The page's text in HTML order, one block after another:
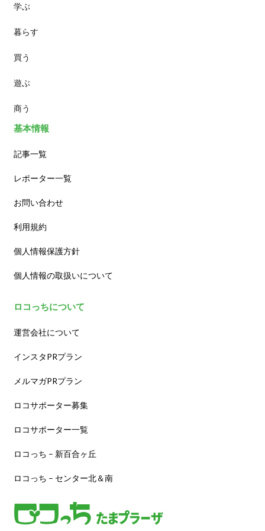
パン
スイーツ
ランチ
カフェ
学ぶ
暮らす
買う
遊ぶ
商う
基本情報
記事一覧
レポーター一覧
お問い合わせ
利用規約
個人情報保護方針
個人情報の取扱いについて
ロコっちについて
運営会社について
インスタPRプラン
メルマガPRプラン
ロコサポーター募集
ロコサポーター一覧
ロコっち – 新百合ヶ丘
ロコっち – センター北＆南